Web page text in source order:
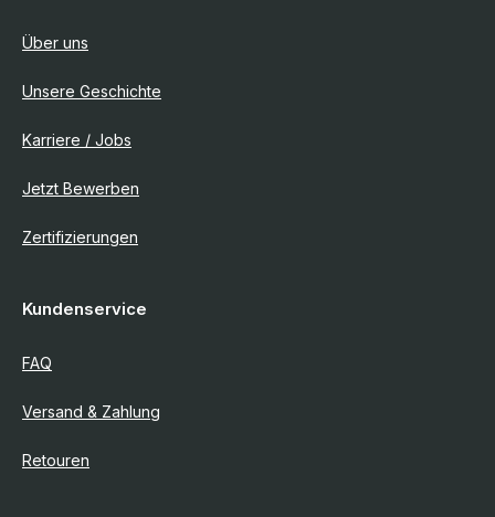
Über uns
Unsere Geschichte
Karriere / Jobs
Jetzt Bewerben
Zertifizierungen
Kundenservice
FAQ
Versand & Zahlung
Retouren